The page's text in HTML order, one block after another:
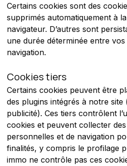
Certains cookies sont des
supprimés automatiquement à
navigateur. D’autres sont
une durée déterminée entre vos
navigation.
Cookies tiers
Certains cookies peuvent être
des plugins intégrés à notre site
publicité). Ces tiers contrôlent
cookies et peuvent collecter
personnelles et de navigation
finalités, y compris le profilage
immo ne contrôle pas ces